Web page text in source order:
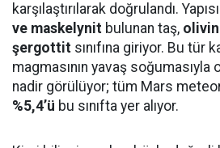
karşılaştırılarak doğrulandı.
ve maskelynit bulunan taş,
şergottit sınıfına giriyor. Bu tür
magmasının yavaş
nadir görülüyor; tüm Mars
%5,4’ü bu sınıfta yer alıyor.